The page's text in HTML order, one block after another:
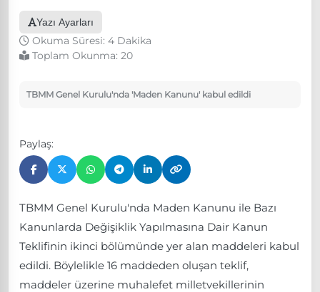
Yazı Ayarları
Okuma Süresi: 4 Dakika
Toplam Okunma: 20
TBMM Genel Kurulu'nda 'Maden Kanunu' kabul edildi
Paylaş:
TBMM Genel Kurulu'nda Maden Kanunu ile Bazı
Kanunlarda Değişiklik Yapılmasına Dair Kanun
Teklifinin ikinci bölümünde yer alan maddeleri kabul
edildi. Böylelikle 16 maddeden oluşan teklif,
maddeler üzerine muhalefet milletvekillerinin